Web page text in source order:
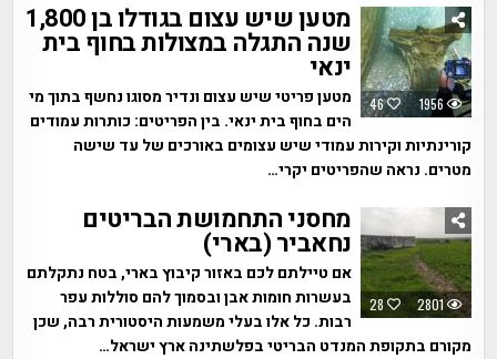
46 1956
מטען שיש עצום בגודלו בן 1,800
שנה התגלה במצולות בחוף בית
ינאי
מטען פריטי שיש עצום ונדיר מסוגו נחשף בתוך מי
הים בחוף בית ינאי. בין הפריטים: כותרות עמודים
קורינתיות וקירות עמודי שיש עצומים באורכים של עד שישה
מטרים. נראה שהפריטים יקרי…
28 2801
מחסני התחמושת הבריטים
נחאביר (בארי)
אם טיילתם לכם באזור קיבוץ בארי, בטח נתקלתם
בעשרות חומות אבן ובסמוך להם סוללות עפר
רבות. כל אלו בעלי משמעות היסטורית רבה, שכן
מקורם בתקופת המנדט הבריטי בפלשתינה ארץ ישראל…